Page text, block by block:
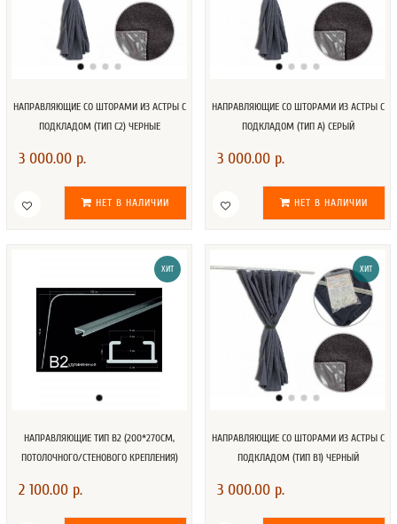
НАПРАВЛЯЮЩИЕ СО ШТОРАМИ ИЗ АСТРЫ С
ПОДКЛАДОМ (ТИП С2) ЧЕРНЫЕ
3 000.00 р.
НЕТ В НАЛИЧИИ
НАПРАВЛЯЮЩИЕ СО ШТОРАМИ ИЗ АСТРЫ С
ПОДКЛАДОМ (ТИП А) СЕРЫЙ
3 000.00 р.
НЕТ В НАЛИЧИИ
ХИТ
НАПРАВЛЯЮЩИЕ ТИП В2 (200*270СМ,
ПОТОЛОЧНОГО/СТЕНОВОГО КРЕПЛЕНИЯ)
2 100.00 р.
ХИТ
НАПРАВЛЯЮЩИЕ СО ШТОРАМИ ИЗ АСТРЫ С
ПОДКЛАДОМ (ТИП В1) ЧЕРНЫЙ
3 000.00 р.